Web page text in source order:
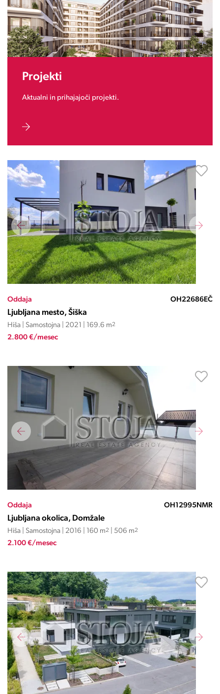
Projekti
Aktualni in prihajajoči projekti.
Oddaja OH22686EČ
Ljubljana mesto, Šiška
Hiša | Samostojna | 2021 | 169.6 m2
2.800 €/mesec
Oddaja OH12995NMR
Ljubljana okolica, Domžale
Hiša | Samostojna | 2016 | 160 m2 | 506 m2
2.100 €/mesec